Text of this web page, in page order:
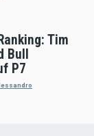
Tim
P7